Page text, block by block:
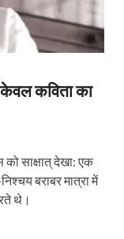
कविता का
साक्षात् देखा: एक
बराबर मात्रा में
थे।